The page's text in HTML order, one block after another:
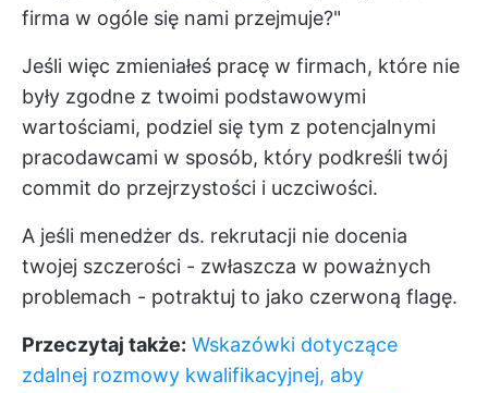
firma w ogóle się nami przejmuje?"
Jeśli więc zmieniałeś pracę w firmach, które nie
były zgodne z twoimi podstawowymi
wartościami, podziel się tym z potencjalnymi
pracodawcami w sposób, który podkreśli twój
commit do przejrzystości i uczciwości.
A jeśli menedżer ds. rekrutacji nie docenia
twojej szczerości - zwłaszcza w poważnych
problemach - potraktuj to jako czerwoną flagę.
Przeczytaj także: Wskazówki dotyczące
zdalnej rozmowy kwalifikacyjnej, aby